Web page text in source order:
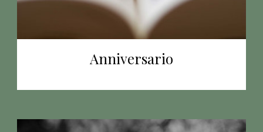
Anniversario